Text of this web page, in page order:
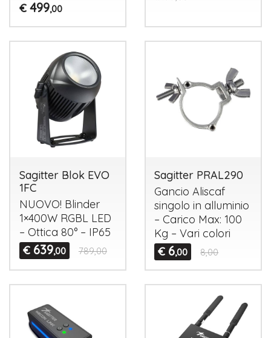
€ 499,00
Sagitter Blok EVO
1FC
NUOVO! Blinder
1×400W RGBL LED
– Ottica 80° – IP65
€ 639,00 789,00
Sagitter PRAL290
Gancio Aliscaf
singolo in alluminio
– Carico Max: 100
Kg – Vari colori
€ 6,00 8,00